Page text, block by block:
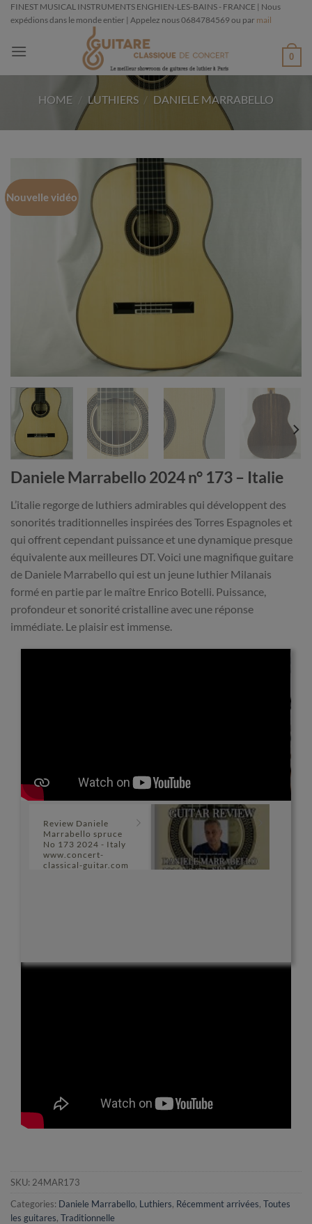
Passer
au
FINEST MUSICAL INSTRUMENTS ENGHIEN-LES-BAINS - FRANCE | Nous
expédions dans le monde entier | Appelez nous 0684784569 ou par mail
0
HOME LUTHIERS / DANIELE MARRABELLO
Nouvelle vidéo
Daniele Marrabello 2024 n° 173 – Italie
L’italie regorge de luthiers admirables qui développent des
sonorités traditionnelles inspirées des Torres Espagnoles et
qui offrent cependant puissance et une dynamique presque
équivalente aux meilleures DT. Voici une magnifique guitare
de Daniele Marrabello qui est un jeune luthier Milanais
formé en partie par le maître Enrico Botelli. Puissance,
profondeur et sonorité cristalline avec une réponse
immédiate. Le plaisir est immense.
Review Daniele
Marrabello spruce
No 173 2024 - Italy
www.concert-
classical-guitar.com
SKU: 24MAR173
Categories: Daniele Marrabello, Luthiers, Récemment arrivées, Toutes
les guitares, Traditionnelle